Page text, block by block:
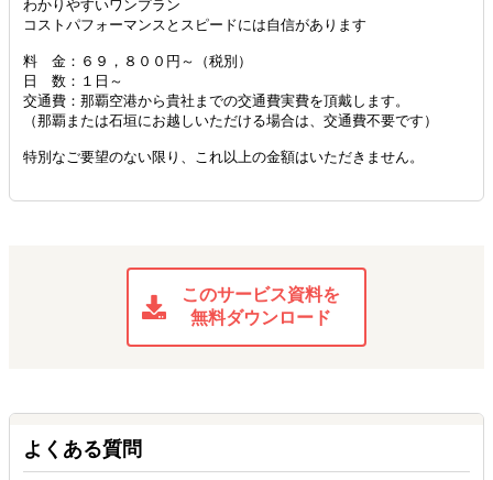
わかりやすいワンプラン
コストパフォーマンスとスピードには自信があります
料 金：６９，８００円～（税別）
日 数：１日～
交通費：那覇空港から貴社までの交通費実費を頂戴します。
（那覇または石垣にお越しいただける場合は、交通費不要です）
特別なご要望のない限り、これ以上の金額はいただきません。
このサービス資料を
無料ダウンロード
よくある質問